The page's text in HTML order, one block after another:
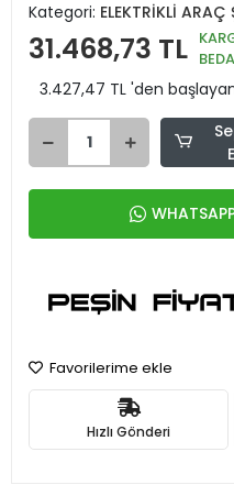
Kategori: ELEKTRİKLİ ARAÇ
31.468,73 TL
3.427,47 TL 'den
Favorilerime ekle
Hızlı Gönderi